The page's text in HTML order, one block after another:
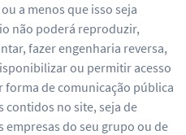
a menos que isso seja
não poderá reproduzir,
fazer engenharia reversa,
ou permitir acesso
de comunicação pública
contidos no site, seja de
empresas do seu grupo ou de